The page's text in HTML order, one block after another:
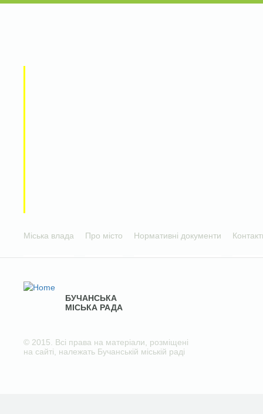
Міська влада Про місто Нормативні документи
БУЧАНСЬКА
МІСЬКА РАДА
© 2015. Всі права на матеріали, розміщені
на сайті, належать Бучанській міській раді